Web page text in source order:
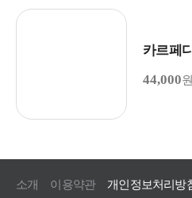
카르페
44,000원
소개 이용약관 개인정보처리방